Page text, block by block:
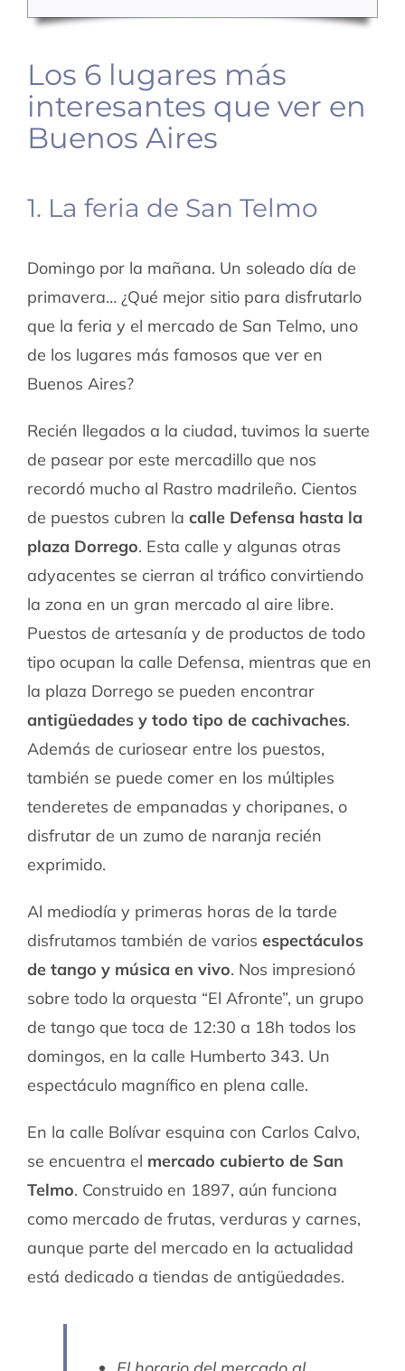
Los 6 lugares más
interesantes que ver en
Buenos Aires
1. La feria de San Telmo
Domingo por la mañana. Un soleado día de
primavera… ¿Qué mejor sitio para disfrutarlo
que la feria y el mercado de San Telmo, uno
de los lugares más famosos que ver en
Buenos Aires?
Recién llegados a la ciudad, tuvimos la suerte
de pasear por este mercadillo que nos
recordó mucho al Rastro madrileño. Cientos
de puestos cubren la calle Defensa hasta la
plaza Dorrego. Esta calle y algunas otras
adyacentes se cierran al tráfico convirtiendo
la zona en un gran mercado al aire libre.
Puestos de artesanía y de productos de todo
tipo ocupan la calle Defensa, mientras que en
la plaza Dorrego se pueden encontrar
antigüedades y todo tipo de cachivaches.
Además de curiosear entre los puestos,
también se puede comer en los múltiples
tenderetes de empanadas y choripanes, o
disfrutar de un zumo de naranja recién
exprimido.
Al mediodía y primeras horas de la tarde
disfrutamos también de varios espectáculos
de tango y música en vivo. Nos impresionó
sobre todo la orquesta “El Afronte”, un grupo
de tango que toca de 12:30 a 18h todos los
domingos, en la calle Humberto 343. Un
espectáculo magnífico en plena calle.
En la calle Bolívar esquina con Carlos Calvo,
se encuentra el mercado cubierto de San
Telmo. Construido en 1897, aún funciona
como mercado de frutas, verduras y carnes,
aunque parte del mercado en la actualidad
está dedicado a tiendas de antigüedades.